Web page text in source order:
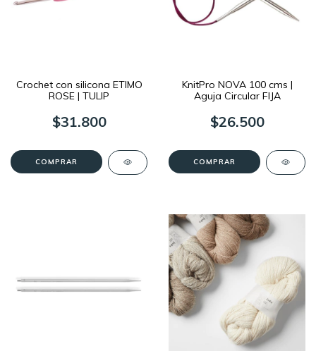
Crochet con silicona ETIMO
ROSE | TULIP
$31.800
COMPRAR
KnitPro NOVA 100 cms |
Aguja Circular FIJA
$26.500
COMPRAR